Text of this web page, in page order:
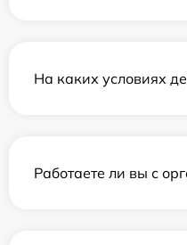
На каких условиях
Работаете ли вы с